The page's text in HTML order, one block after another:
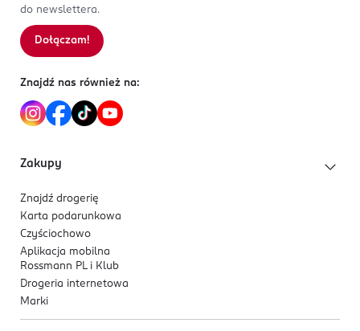
do newslettera.
Dołączam!
Znajdź nas również na:
Zakupy
Znajdź drogerię
Karta podarunkowa
Czyściochowo
Aplikacja mobilna
Rossmann PL i Klub
Drogeria internetowa
Marki